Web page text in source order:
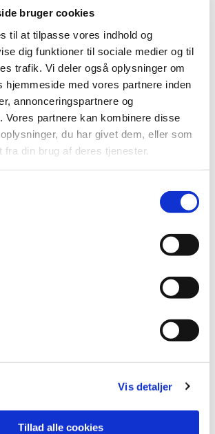
bruger cookies
til at tilpasse vores indhold og
dig funktioner til sociale medier og til
trafik. Vi deler også oplysninger om
hjemmeside med vores partnere inden
annonceringspartnere og
Vores partnere kan kombinere disse
du har givet dem, eller som
fra din brug af deres tjenester.
Vis detaljer
Tillad alle cookies
– kirkens skytshelgen
Kirke blev færdigbygget i 1100-
viet til helgenen Bartholomæus.
i 1536 bar kirken derfor hans
katolske helgen har stadig en
i kirkens historie. Bartholomæus var
disciple, som ifølge legenden led
ved at få flået sin hud af, fordi han
ønsker vi at ære både historien,
– og ikke mindst de fortællinger,
gennem århundreder.
til at kigge forbi kirkegården og
Og vil I dykke endnu dybere ned i
stammer?